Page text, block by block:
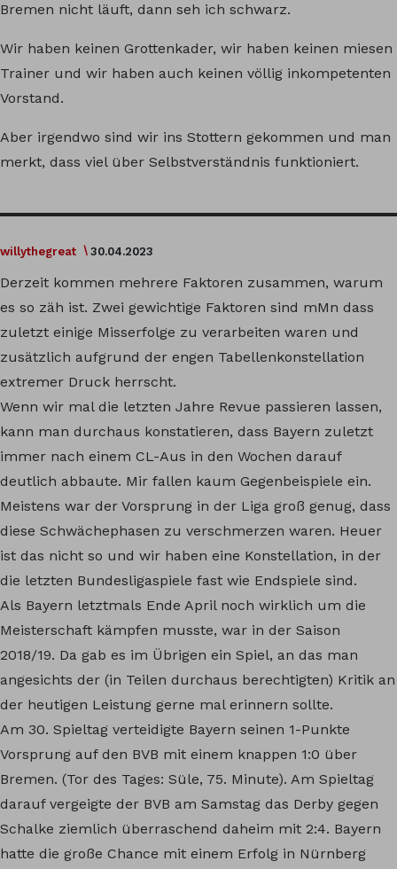
Bremen nicht läuft, dann seh ich schwarz.
Wir haben keinen Grottenkader, wir haben keinen miesen
Trainer und wir haben auch keinen völlig inkompetenten
Vorstand.
Aber irgendwo sind wir ins Stottern gekommen und man
merkt, dass viel über Selbstverständnis funktioniert.
willythegreat 30.04.2023
Derzeit kommen mehrere Faktoren zusammen, warum
es so zäh ist. Zwei gewichtige Faktoren sind mMn dass
zuletzt einige Misserfolge zu verarbeiten waren und
zusätzlich aufgrund der engen Tabellenkonstellation
extremer Druck herrscht.
Wenn wir mal die letzten Jahre Revue passieren lassen,
kann man durchaus konstatieren, dass Bayern zuletzt
immer nach einem CL-Aus in den Wochen darauf
deutlich abbaute. Mir fallen kaum Gegenbeispiele ein.
Meistens war der Vorsprung in der Liga groß genug, dass
diese Schwächephasen zu verschmerzen waren. Heuer
ist das nicht so und wir haben eine Konstellation, in der
die letzten Bundesligaspiele fast wie Endspiele sind.
Als Bayern letztmals Ende April noch wirklich um die
Meisterschaft kämpfen musste, war in der Saison
2018/19. Da gab es im Übrigen ein Spiel, an das man
angesichts der (in Teilen durchaus berechtigten) Kritik an
der heutigen Leistung gerne mal erinnern sollte.
Am 30. Spieltag verteidigte Bayern seinen 1-Punkte
Vorsprung auf den BVB mit einem knappen 1:0 über
Bremen. (Tor des Tages: Süle, 75. Minute). Am Spieltag
darauf vergeigte der BVB am Samstag das Derby gegen
Schalke ziemlich überraschend daheim mit 2:4. Bayern
hatte die große Chance mit einem Erfolg in Nürnberg